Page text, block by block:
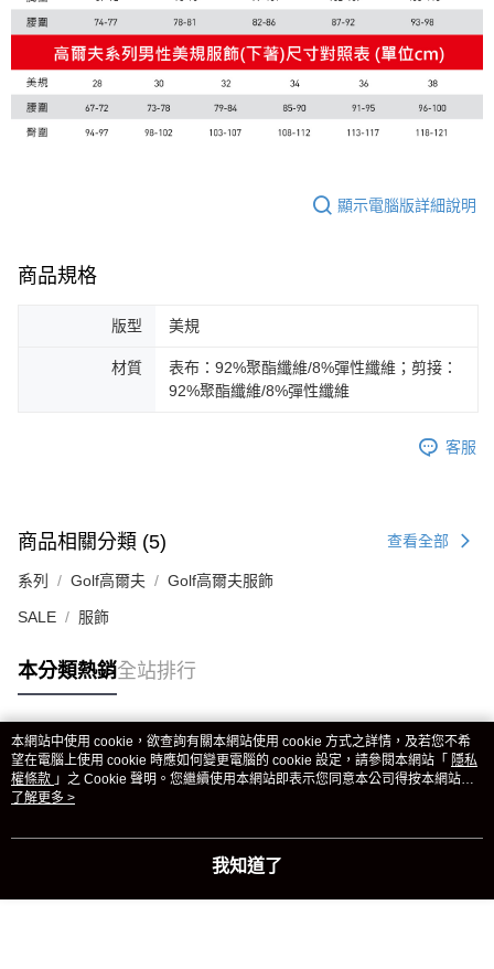
顯示電腦版詳細說明
商品規格
版型 美規
材質
表布：92%聚酯纖維/8%彈性纖維；剪接：
92%聚酯纖維/8%彈性纖維
客服
商品相關分類 (5) 查看全部
系列 Golf高爾夫 Golf高爾夫服飾
SALE 服飾
本分類熱銷全站排行
熱門標籤
本網站中使用 cookie，欲查詢有關本網站使用 cookie 方式之詳情，及若您不希
望在電腦上使用 cookie 時應如何變更電腦的 cookie 設定，請參閱本網站「 隱私
權條款 」之 Cookie 聲明。您繼續使用本網站即表示您同意本公司得按本網站使
用條款之 Cookie 聲明使用 cookie。
了解更多 >
我知道了